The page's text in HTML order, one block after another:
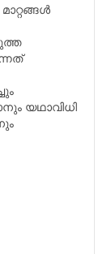
യഥാവിധി